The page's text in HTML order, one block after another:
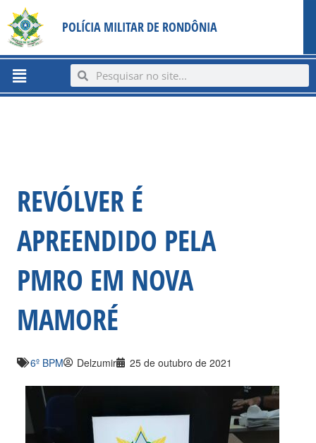
content
para
conteúdo
POLÍCIA MILITAR DE RONDÔNIA
Menu SearchSearch
REVÓLVER É
APREENDIDO PELA
PMRO EM NOVA
MAMORÉ
6º BPM Delzumir 25 de outubro de 2021